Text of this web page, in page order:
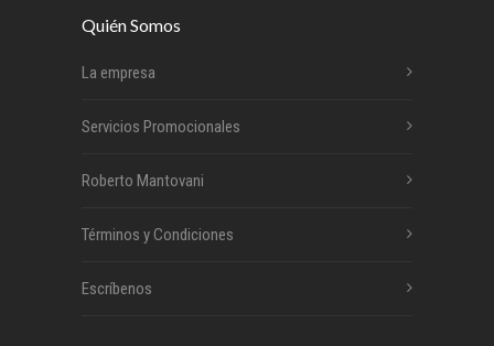
Quién Somos
La empresa
Servicios Promocionales
Roberto Mantovani
Términos y Condiciones
Escríbenos